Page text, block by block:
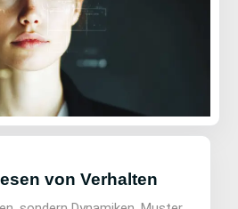
von Verhalten